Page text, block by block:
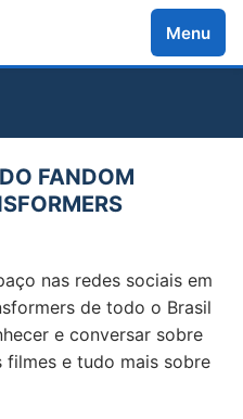
Menu
FANDOM
nas redes sociais em
de todo o Brasil
e conversar sobre
filmes e tudo mais sobre